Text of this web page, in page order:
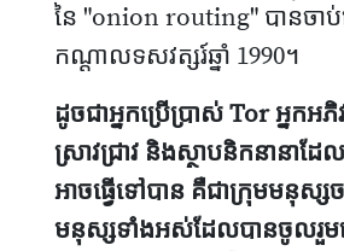
នៃ "onion routing" បានចាប់
កណ្តាលទសវត្សរ៍ឆ្នាំ 1990។
ដូចជាអ្នកប្រើប្រាស់ Tor អ្នកអភិ
ស្រាវជ្រាវ និងស្ថាបនិកនានាដែ
អាចធ្វើទៅបាន គឺជាក្រុមមនុស្សច
មនុស្សទាំងអស់ដែលបានចូលរួមន